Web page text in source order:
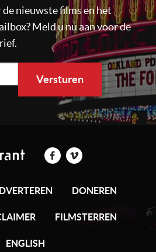
de nieuwste films en het
Meld u nu aan voor de
DONEREN
FILMSTERREN
ENGLISH